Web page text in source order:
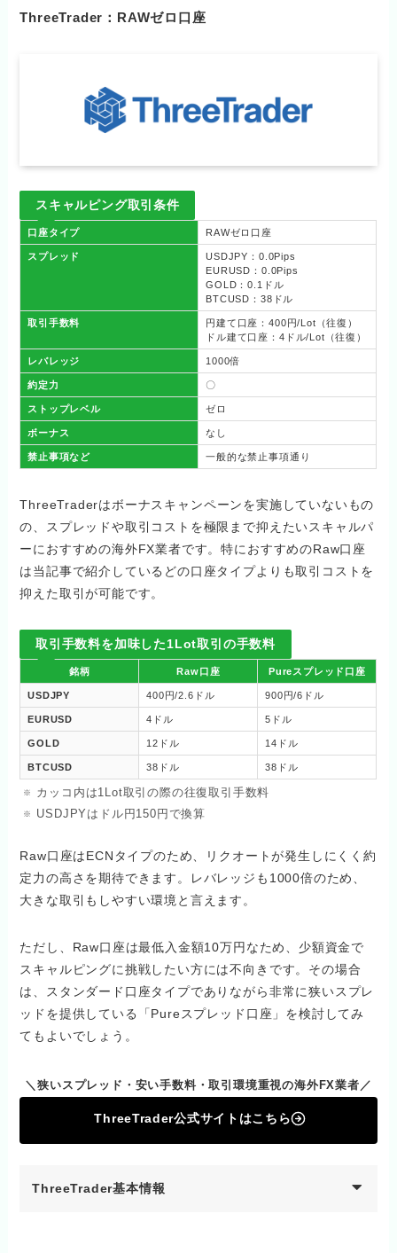
ThreeTrader：RAWゼロ口座
スキャルピング取引条件
口座タイプ RAWゼロ口座
スプレッド
USDJPY：0.0Pips
EURUSD：0.0Pips
GOLD：0.1ドル
BTCUSD：38ドル
取引手数料
円建て口座：400円/Lot（往復）
ドル建て口座：4ドル/Lot（往復）
レバレッジ 1000倍
約定力 〇
ストップレベル ゼロ
ボーナス なし
禁止事項など 一般的な禁止事項通り
ThreeTraderはボーナスキャンペーンを実施していないもの
の、スプレッドや取引コストを極限まで抑えたいスキャルパ
ーにおすすめの海外FX業者です。特におすすめのRaw口座
は当記事で紹介しているどの口座タイプよりも取引コストを
抑えた取引が可能です。
取引手数料を加味した1Lot取引の手数料
銘柄 Raw口座 Pureスプレッド口座
USDJPY 400円/2.6ドル 900円/6ドル
EURUSD 4ドル 5ドル
GOLD 12ドル 14ドル
BTCUSD 38ドル 38ドル
カッコ内は1Lot取引の際の往復取引手数料
USDJPYはドル円150円で換算
Raw口座はECNタイプのため、リクオートが発生しにくく約
定力の高さを期待できます。レバレッジも1000倍のため、
大きな取引もしやすい環境と言えます。
ただし、Raw口座は最低入金額10万円なため、少額資金で
スキャルピングに挑戦したい方には不向きです。その場合
は、スタンダード口座タイプでありながら非常に狭いスプレ
ッドを提供している「Pureスプレッド口座」を検討してみ
てもよいでしょう。
＼狭いスプレッド・安い手数料・取引環境重視の海外FX業者／
ThreeTrader公式サイトはこちら
ThreeTrader基本情報